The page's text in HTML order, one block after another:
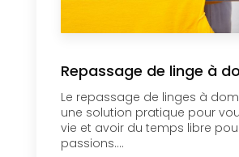
Repassage de linge à
Le repassage de linges à
une solution pratique pour
vie et avoir du temps libre
passions....